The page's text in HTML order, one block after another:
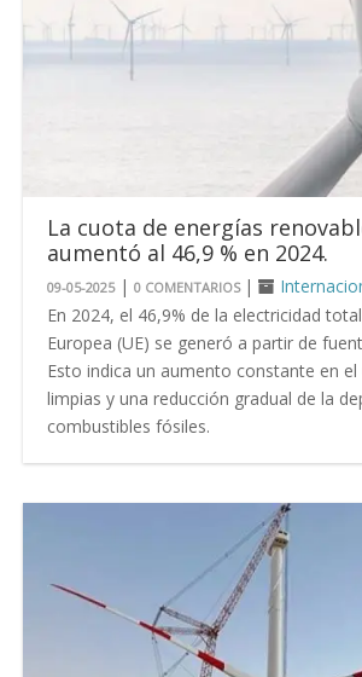
La cuota de energías
aumentó al 46,9 % en 2024.
09-05-2025|0 COMENTARIOS |
En 2024, el 46,9% de la electricidad
Europea (UE) se generó a partir de
Esto indica un aumento constante en
limpias y una reducción gradual de la
combustibles fósiles.